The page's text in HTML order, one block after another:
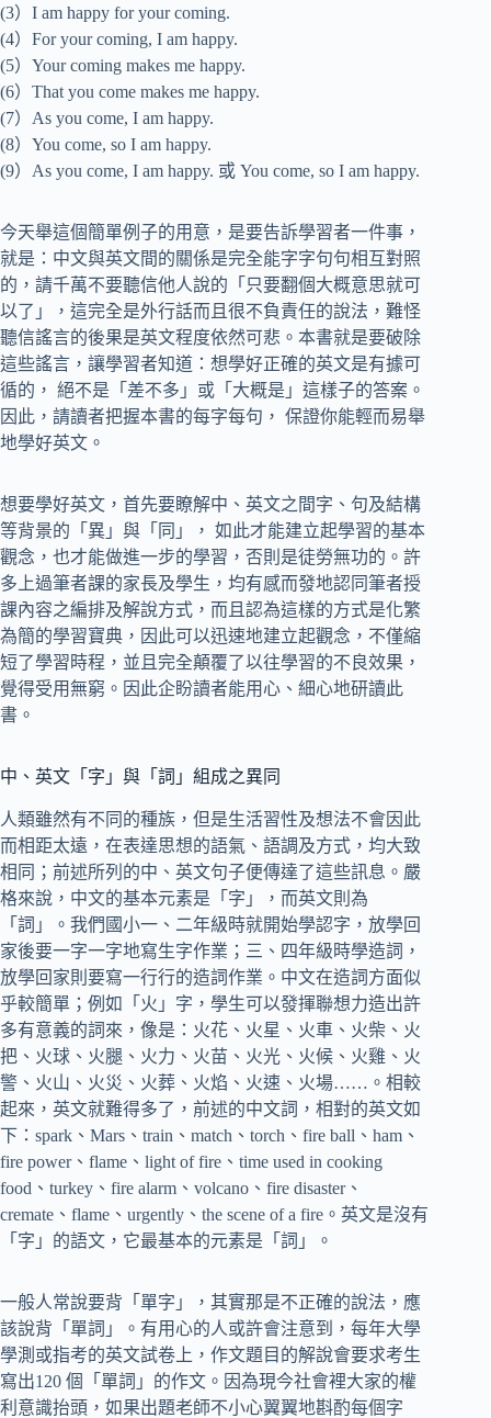
(3）I am happy for your coming.
(4）For your coming, I am happy.
(5）Your coming makes me happy.
(6）That you come makes me happy.
(7）As you come, I am happy.
(8）You come, so I am happy.
(9）As you come, I am happy. 或 You come, so I am happy.
今天舉這個簡單例子的用意，是要告訴學習者一件事，
就是：中文與英文間的關係是完全能字字句句相互對照
的，請千萬不要聽信他人說的「只要翻個大概意思就可
以了」，這完全是外行話而且很不負責任的說法，難怪
聽信謠言的後果是英文程度依然可悲。本書就是要破除
這些謠言，讓學習者知道：想學好正確的英文是有據可
循的， 絕不是「差不多」或「大概是」這樣子的答案。
因此，請讀者把握本書的每字每句， 保證你能輕而易舉
地學好英文。
想要學好英文，首先要瞭解中、英文之間字、句及結構
等背景的「異」與「同」， 如此才能建立起學習的基本
觀念，也才能做進一步的學習，否則是徒勞無功的。許
多上過筆者課的家長及學生，均有感而發地認同筆者授
課內容之編排及解說方式，而且認為這樣的方式是化繁
為簡的學習寶典，因此可以迅速地建立起觀念，不僅縮
短了學習時程，並且完全顛覆了以往學習的不良效果，
覺得受用無窮。因此企盼讀者能用心、細心地研讀此
書。
中、英文「字」與「詞」組成之異同
人類雖然有不同的種族，但是生活習性及想法不會因此
而相距太遠，在表達思想的語氣、語調及方式，均大致
相同；前述所列的中、英文句子便傳達了這些訊息。嚴
格來說，中文的基本元素是「字」，而英文則為
「詞」。我們國小一、二年級時就開始學認字，放學回
家後要一字一字地寫生字作業；三、四年級時學造詞，
放學回家則要寫一行行的造詞作業。中文在造詞方面似
乎較簡單；例如「火」字，學生可以發揮聯想力造出許
多有意義的詞來，像是：火花、火星、火車、火柴、火
把、火球、火腿、火力、火苗、火光、火候、火雞、火
警、火山、火災、火葬、火焰、火速、火場……。相較
起來，英文就難得多了，前述的中文詞，相對的英文如
下：spark、Mars、train、match、torch、fire ball、ham、
fire power、flame、light of fire、time used in cooking
food、turkey、fire alarm、volcano、fire disaster、
cremate、flame、urgently、the scene of a fire。英文是沒有
「字」的語文，它最基本的元素是「詞」。
一般人常說要背「單字」，其實那是不正確的說法，應
該說背「單詞」。有用心的人或許會注意到，每年大學
學測或指考的英文試卷上，作文題目的解說會要求考生
寫出120 個「單詞」的作文。因為現今社會裡大家的權
利意識抬頭，如果出題老師不小心翼翼地斟酌每個字